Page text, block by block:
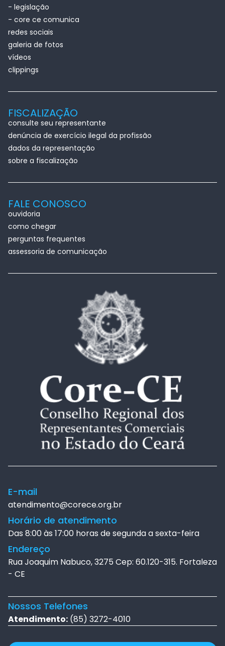
- legislação
- core ce comunica
redes sociais
galeria de fotos
vídeos
clippings
FISCALIZAÇÃO
consulte seu representante
denúncia de exercício ilegal da profissão
dados da representação
sobre a fiscalização
FALE CONOSCO
ouvidoria
como chegar
perguntas frequentes
assessoria de comunicação
E-mail
atendimento@corece.org.br
Horário de atendimento
Das 8:00 às 17:00 horas de segunda a sexta-feira
Endereço
Rua Joaquim Nabuco, 3275 Cep: 60.120-315. Fortaleza
- CE
Nossos Telefones
Atendimento: (85) 3272-4010